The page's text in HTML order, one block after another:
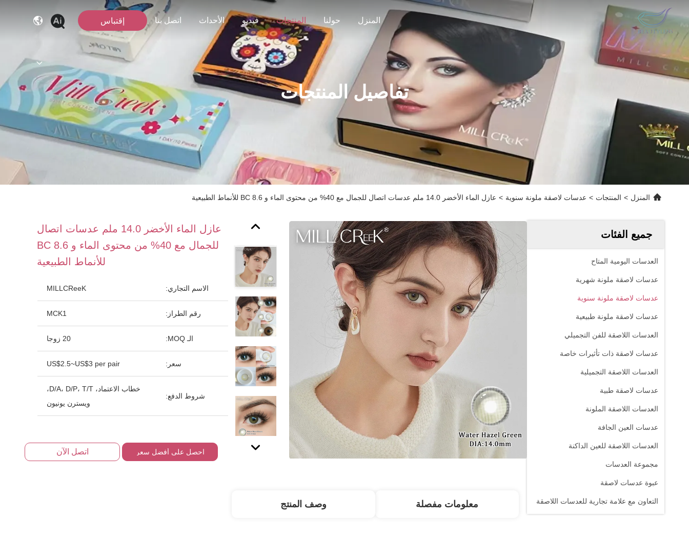
المنزل حولنا المنتجات فيديو الأحداث اتصل بنا إقتباس
تفاصيل المنتجات
المنزل > المنتجات > عدسات لاصقة ملونة سنوية > عازل الماء الأخضر 14.0 ملم عدسات اتصال للجمال مع 40% من محتوى الماء و BC 8.6 للأنماط الطبيعية
جميع الفئات
العدسات اليومية المتاح
عدسات لاصقة ملونة شهرية
عدسات لاصقة ملونة سنوية
عدسات لاصقة ملونة طبيعية
العدسات اللاصقة للفن التجميلي
عدسات لاصقة ذات تأثيرات خاصة
العدسات اللاصقة التجميلية
عدسات لاصقة طبية
العدسات اللاصقة الملونة
عدسات العين الجافة
العدسات اللاصقة للعين الداكنة
مجموعة العدسات
عبوة عدسات لاصقة
التعاون مع علامة تجارية للعدسات اللاصقة
عازل الماء الأخضر 14.0 ملم عدسات اتصال
للجمال مع 40% من محتوى الماء و BC 8.6
للأنماط الطبيعية
الاسم التجاري: MILLCReeK
رقم الطراز: MCK1
الـ MOQ: 20 زوجا
سعر: US$2.5~US$3 per pair
شروط الدفع:
خطاب الاعتماد، D/A، D/P، T/T،
ويسترن يونيون
احصل على أفضل سعر اتصل الآن
معلومات مفصلة وصف المنتج